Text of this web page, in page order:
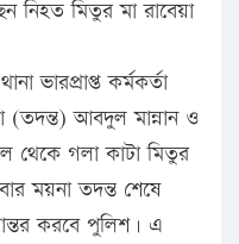
নিহত মিতুর মা রাবেয়া
ভারপ্রাপ্ত কর্মকর্তা
(তদন্ত) আবদুল মান্নান ও
থেকে গলা কাটা মিতুর
ময়না তদন্ত শেষে
করবে পুলিশ। এ